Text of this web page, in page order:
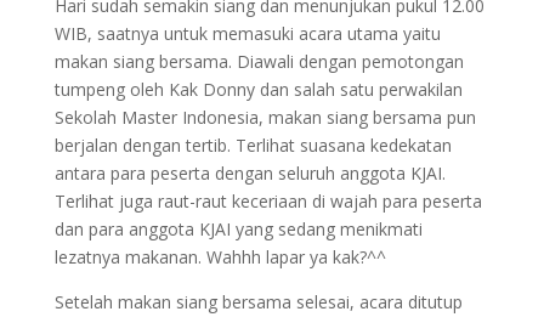
Hari sudah semakin siang dan menunjukan pukul 12.00
WIB, saatnya untuk memasuki acara utama yaitu
makan siang bersama. Diawali dengan pemotongan
tumpeng oleh Kak Donny dan salah satu perwakilan
Sekolah Master Indonesia, makan siang bersama pun
berjalan dengan tertib. Terlihat suasana kedekatan
antara para peserta dengan seluruh anggota KJAI.
Terlihat juga raut-raut keceriaan di wajah para peserta
dan para anggota KJAI yang sedang menikmati
lezatnya makanan. Wahhh lapar ya kak?^^
Setelah makan siang bersama selesai, acara ditutup